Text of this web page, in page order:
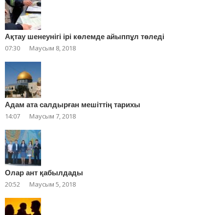
Ақтау шенеунігі ірі көлемде айыппұл төледі
07:30 Маусым 8, 2018
Адам ата салдырған мешіттің тарихы
14:07 Маусым 7, 2018
Олар ант қабылдады
20:52 Маусым 5, 2018